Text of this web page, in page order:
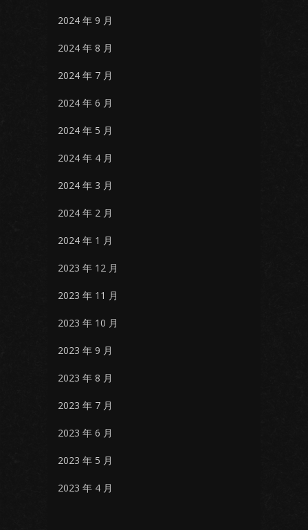
2024 年 9 月
2024 年 8 月
2024 年 7 月
2024 年 6 月
2024 年 5 月
2024 年 4 月
2024 年 3 月
2024 年 2 月
2024 年 1 月
2023 年 12 月
2023 年 11 月
2023 年 10 月
2023 年 9 月
2023 年 8 月
2023 年 7 月
2023 年 6 月
2023 年 5 月
2023 年 4 月